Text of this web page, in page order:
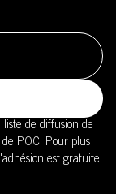
de diffusion de
de POC. Pour plus
est gratuite